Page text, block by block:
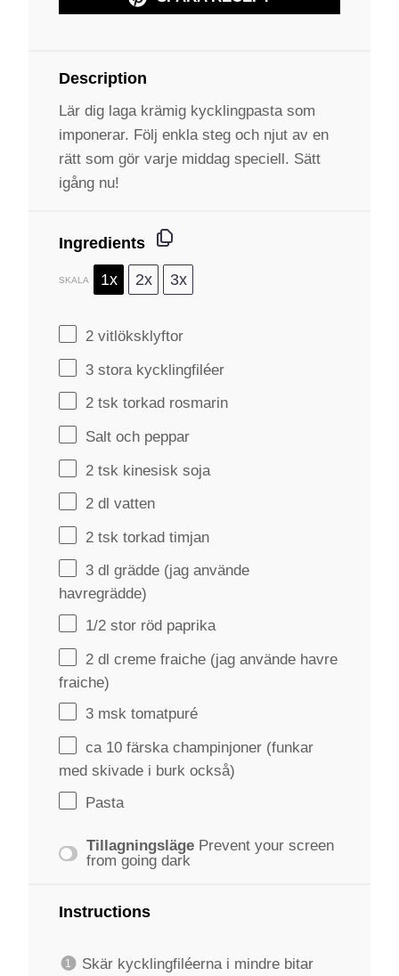
Description
Lär dig laga krämig kycklingpasta som
imponerar. Följ enkla steg och njut av en
rätt som gör varje middag speciell. Sätt
igång nu!
Ingredients
SKALA 1x 2x 3x
2 vitlöksklyftor
3 stora kycklingfiléer
2 tsk torkad rosmarin
Salt och peppar
2 tsk kinesisk soja
2 dl vatten
2 tsk torkad timjan
3 dl grädde (jag använde
havregrädde)
1/2 stor röd paprika
2 dl creme fraiche (jag använde havre
fraiche)
3 msk tomatpuré
ca 10 färska champinjoner (funkar
med skivade i burk också)
Pasta
Tillagningsläge Prevent your screen
from going dark
Instructions
Skär kycklingfiléerna i mindre bitar